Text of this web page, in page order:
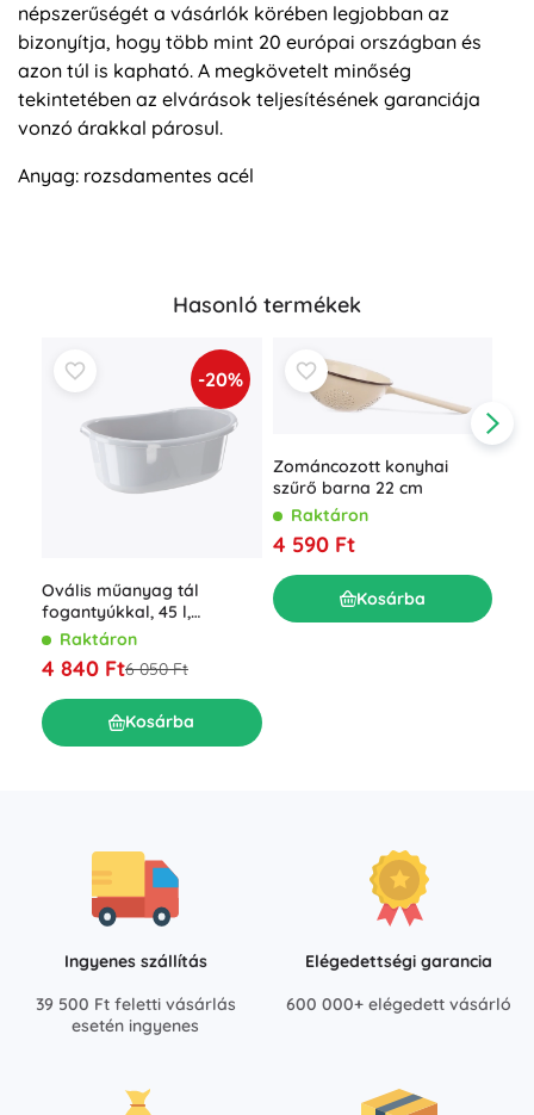
népszerűségét a vásárlók körében legjobban az
bizonyítja, hogy több mint 20 európai országban és
azon túl is kapható. A megkövetelt minőség
tekintetében az elvárások teljesítésének garanciája
vonzó árakkal párosul.
Anyag: rozsdamentes acél
Hasonló termékek
-20%
Ovális műanyag tál
fogantyúkkal, 45 l,
világosszürke
Raktáron
4 840 Ft6 050 Ft
Kosárba
Zománcozott konyhai
szűrő barna 22 cm
Raktáron
4 590 Ft
Kosárba
Ingyenes szállítás
39 500 Ft feletti vásárlás
esetén ingyenes
Elégedettségi garancia
600 000+ elégedett vásárló